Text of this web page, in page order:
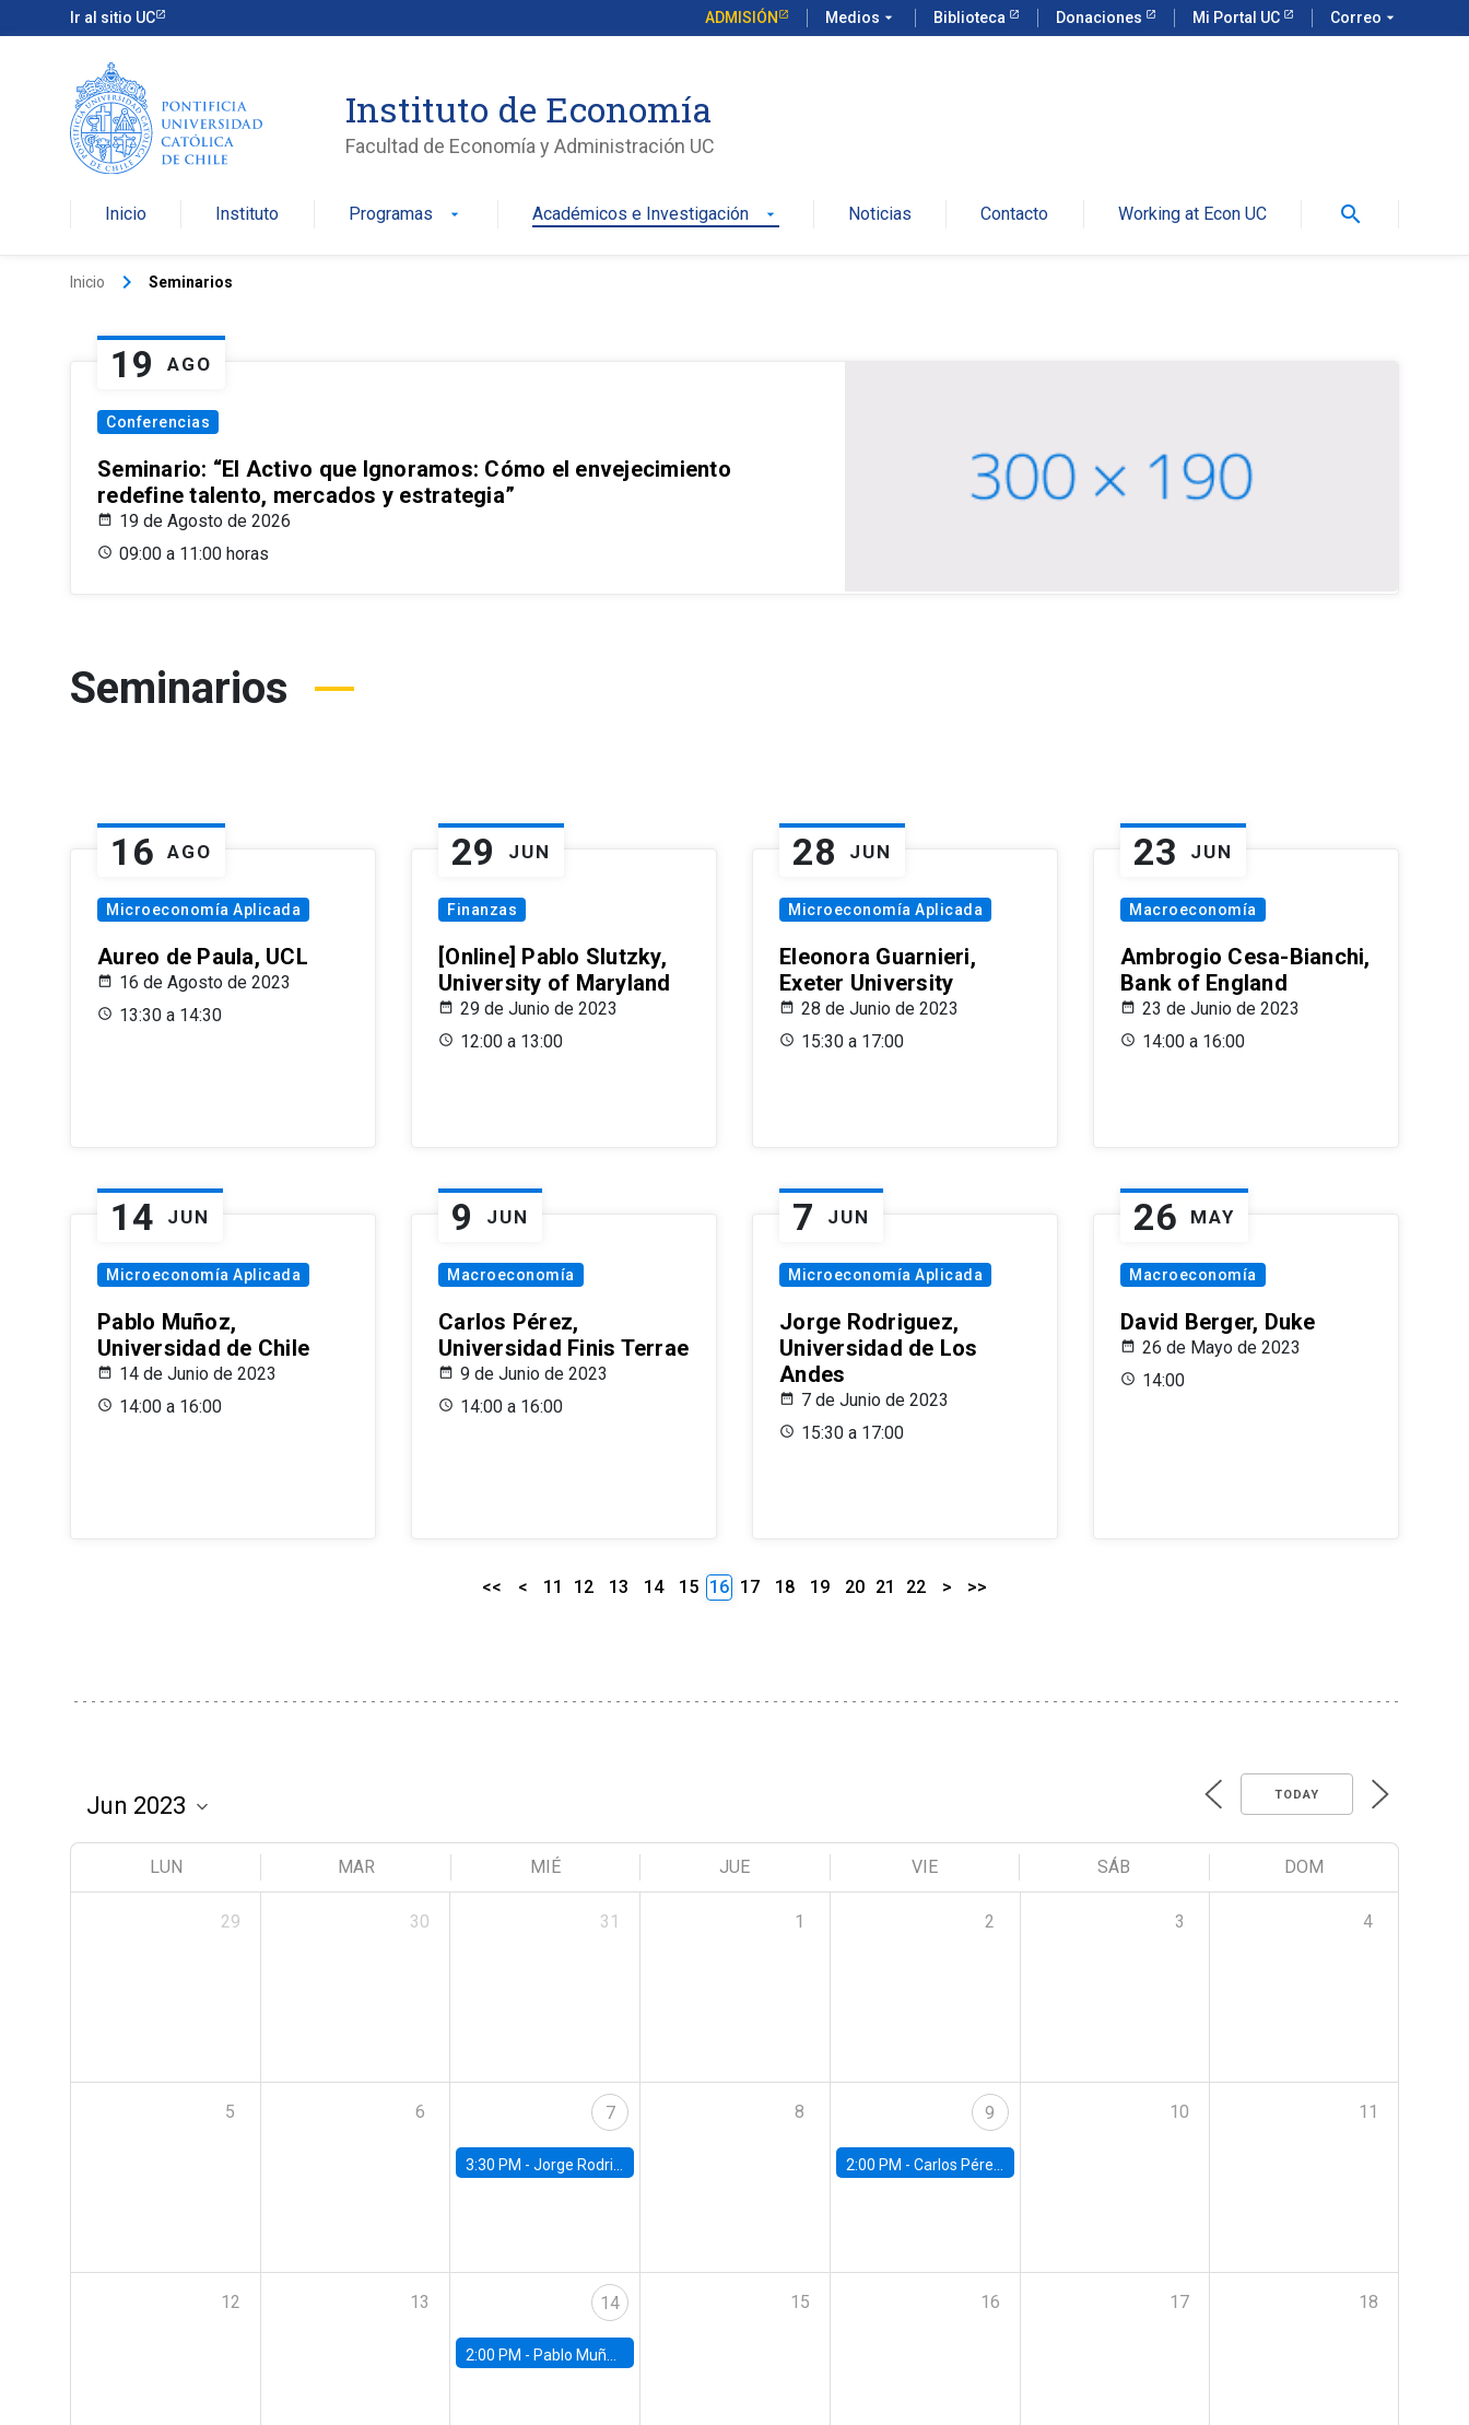
Ir al sitio UC ADMISIÓN Medios arrow_drop_down Biblioteca Donaciones Mi Portal UC Correo arrow_drop_down
Instituto de Economía
Facultad de Economía y Administración UC
Inicio Instituto Programas arrow_drop_down Académicos e Investigación arrow_drop_down Noticias Contacto Working at Econ UC search
Inicio keyboard_arrow_right Seminarios
19 AGO
Conferencias
Seminario: “El Activo que Ignoramos: Cómo el envejecimiento
redefine talento, mercados y estrategia”
19 de Agosto de 2026
09:00 a 11:00 horas
Seminarios
16 AGO
Microeconomía Aplicada
Aureo de Paula, UCL
16 de Agosto de 2023
13:30 a 14:30
29 JUN
Finanzas
[Online] Pablo Slutzky,
University of Maryland
29 de Junio de 2023
12:00 a 13:00
28 JUN
Microeconomía Aplicada
Eleonora Guarnieri,
Exeter University
28 de Junio de 2023
15:30 a 17:00
23 JUN
Macroeconomía
Ambrogio Cesa-Bianchi,
Bank of England
23 de Junio de 2023
14:00 a 16:00
14 JUN
Microeconomía Aplicada
Pablo Muñoz,
Universidad de Chile
14 de Junio de 2023
14:00 a 16:00
9 JUN
Macroeconomía
Carlos Pérez,
Universidad Finis Terrae
9 de Junio de 2023
14:00 a 16:00
7 JUN
Microeconomía Aplicada
Jorge Rodriguez,
Universidad de Los
Andes
7 de Junio de 2023
15:30 a 17:00
26 MAY
Macroeconomía
David Berger, Duke
26 de Mayo de 2023
14:00
<< < 11 12 13 14 15 16 17 18 19 20 21 22 > >>
TODAY
LUN MAR MIÉ JUE VIE SÁB DOM
29 30 31 1 2 3 4
5 6 7
3:30 PM -Jorge Rodriguez, Universidad de Los Andes
8 9
2:00 PM - Carlos Pérez, Universidad Finis Terrae
10 11
12 13 14
2:00 PM - Pablo Muñoz, Universidad de Chile
15 16 17 18